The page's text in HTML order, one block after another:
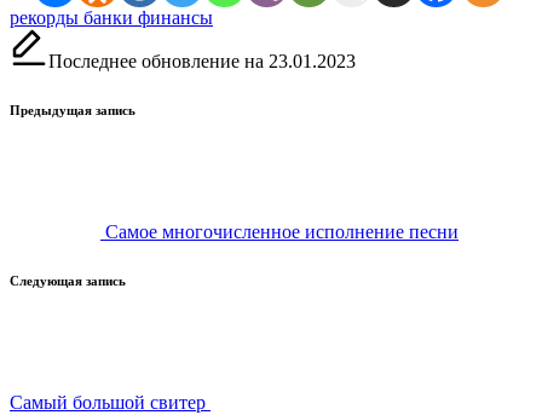
Метки:
рекорды банки финансы
Последнее обновление на 23.01.2023
Навигация
Предыдущая запись
Самое многочисленное исполнение песни
Следующая запись
Самый большой свитер